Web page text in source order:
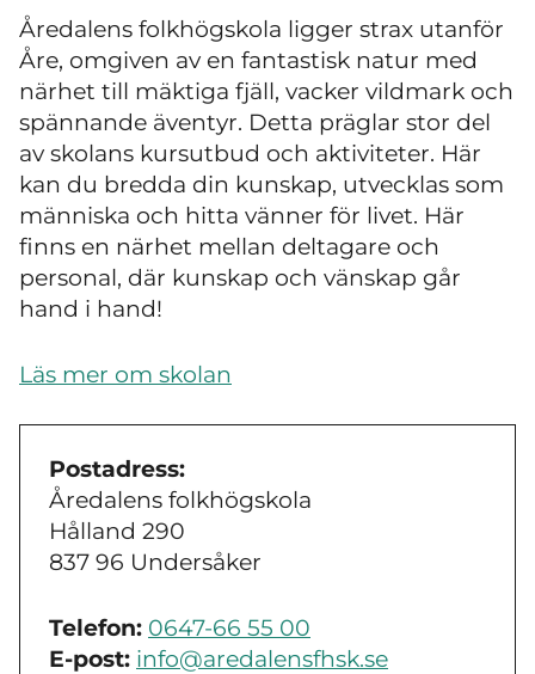
Åredalens folkhögskola ligger strax utanför
Åre, omgiven av en fantastisk natur med
närhet till mäktiga fjäll, vacker vildmark och
spännande äventyr. Detta präglar stor del
av skolans kursutbud och aktiviteter. Här
kan du bredda din kunskap, utvecklas som
människa och hitta vänner för livet. Här
finns en närhet mellan deltagare och
personal, där kunskap och vänskap går
hand i hand!
Läs mer om skolan
Postadress:
Åredalens folkhögskola
Hålland 290
837 96 Undersåker
Telefon: 0647-66 55 00
E-post: info@aredalensfhsk.se